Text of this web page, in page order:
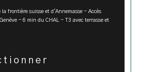
la frontière suisse et d'Annemasse - Accès
- 6 min du CHAL - T3 avec terrasse et